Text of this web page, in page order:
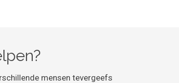
mensen tevergeefs